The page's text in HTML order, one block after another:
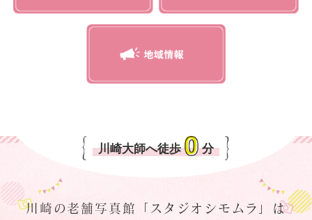
川崎大師へ徒歩 分
川崎の老舗写真館「スタジオシモムラ」は